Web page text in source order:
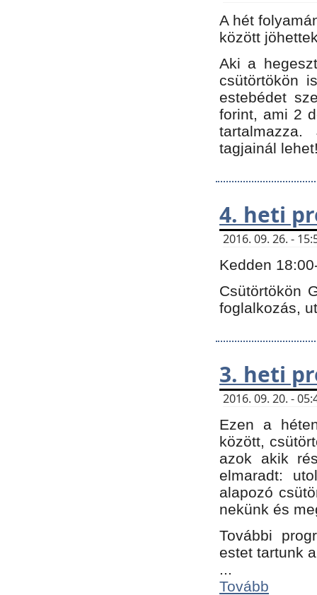
A hét
között
Aki a
csütörtökön
estebédet
forint, ami 2
tartalmazza.
tagjainál
4. heti
2016. 09. 26. -
Kedden
Csütörtökön
foglalkozás,
3. heti
2016. 09. 20. -
Ezen a
között,
azok akik
elmaradt:
alapozó
nekünk és
További
estet tartunk
...
Tovább